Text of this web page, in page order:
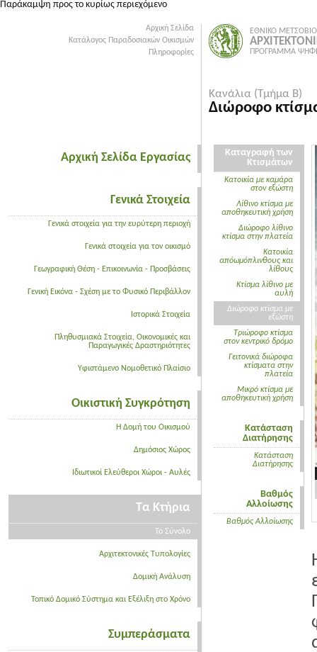
Παράκαμψη προς το κυρίως περιεχόμενο
Αρχική Σελίδα
Κατάλογος Παραδοσιακών Οικισμών
Πληροφορίες
Αρχική Σελίδα Εργασίας
Γενικά Στοιχεία
Γενικά στοιχεία για την ευρύτερη περιοχή
Γενικά στοιχεία για τον οικισμό
Γεωγραφική Θέση - Επικοινωνία - Προσβάσεις
Γενική Εικόνα - Σχέση με το Φυσικό Περιβάλλον
Ιστορικά Στοιχεία
Πληθυσμιακά Στοιχεία, Οικονομικές και
Παραγωγικές Δραστηριότητες
Υφιστάμενο Νομοθετικό Πλαίσιο
Οικιστική Συγκρότηση
Η Δομή του Οικισμού
Δημόσιος Χώρος
Ιδιωτικοί Ελεύθεροι Χώροι - Αυλές
Τα Κτήρια
Το Σύνολο
Αρχιτεκτονικές Τυπολογίες
Δομική Ανάλυση
Τοπικό Δομικό Σύστημα και Εξέλιξη στο Χρόνο
Συμπεράσματα
ΕΘΝΙΚΟ
ΠΡΟΓΡΑΜΜΑ
Κανάλια (Τμήμα Β)
Διώροφο
Καταγραφή των
Κτισμάτων
Κατοικία με καμάρα
στον εξώστη
Λίθινο κτίσμα με
αποθηκευτική χρήση
Διώροφο λίθινο
κτίσμα στην πλατεία
Κατοικία
απόωμόπλινθους και
λίθους
Κτίσμα λίθινο με
αυλή
Διώροφο κτίσμα με
εξώστη
Τριώροφο κτίσμα
στον κεντρικό δρόμο
Γειτονικά διώροφα
κτίσματα στην
πλατεία
Μικρό κτίσμα με
αποθηκευτική χρήση
Κατάσταση
Διατήρησης
Κατάσταση
Διατήρησης
Βαθμός
Αλλοίωσης
Βαθμός Αλλοίωσης